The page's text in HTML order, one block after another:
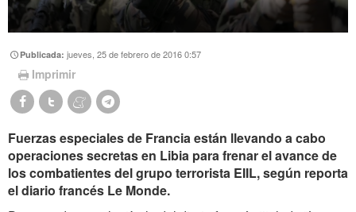
Publicada:jueves, 25 de febrero de 2016 0:57
Imprimir
Fuerzas especiales de Francia están llevando a cabo
operaciones secretas en Libia para frenar el avance de
los combatientes del grupo terrorista EIIL, según reporta
el diario francés Le Monde.